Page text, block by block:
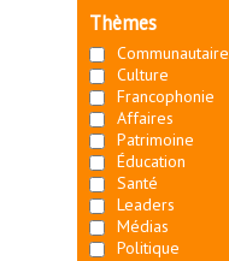
Thèmes
Communautaire
Culture
Francophonie
Affaires
Patrimoine
Éducation
Santé
Leaders
Médias
Politique